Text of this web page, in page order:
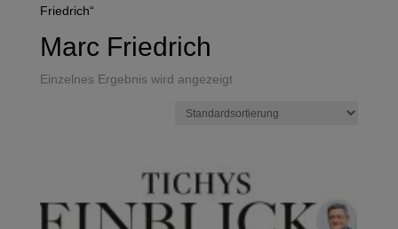
Friedrich“
Marc Friedrich
Einzelnes Ergebnis wird angezeigt